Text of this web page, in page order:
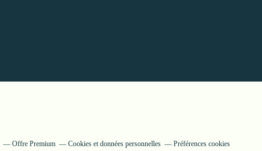
Offre Premium Cookies et données personnelles Préférences cookies